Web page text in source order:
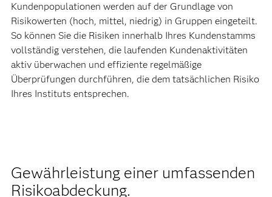
Kundenpopulationen werden auf der Grundlage von
Risikowerten (hoch, mittel, niedrig) in Gruppen eingeteilt.
So können Sie die Risiken innerhalb Ihres Kundenstamms
vollständig verstehen, die laufenden Kundenaktivitäten
aktiv überwachen und effiziente regelmäßige
Überprüfungen durchführen, die dem tatsächlichen Risiko
Ihres Instituts entsprechen.
Gewährleistung einer umfassenden
Risikoabdeckung.